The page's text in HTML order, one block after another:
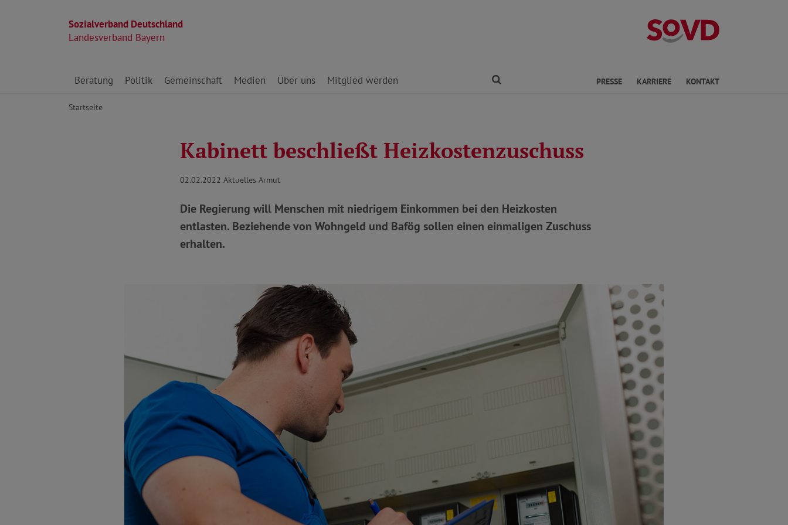
Sozialverband Deutschland
Landesverband Bayern
Landesverband
Direkt zu den Inhalten springen
Beratung Politik Gemeinschaft Medien Über uns Mitglied werden PRESSE KARRIERE KONTAKT
Startseite
Kabinett beschließt Heizkostenzuschuss
02.02.2022 Aktuelles Armut
Die Regierung will Menschen mit niedrigem Einkommen bei den Heizkosten
entlasten. Beziehende von Wohngeld und Bafög sollen einen einmaligen Zuschuss
erhalten.